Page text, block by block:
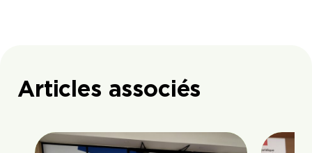
Articles associés